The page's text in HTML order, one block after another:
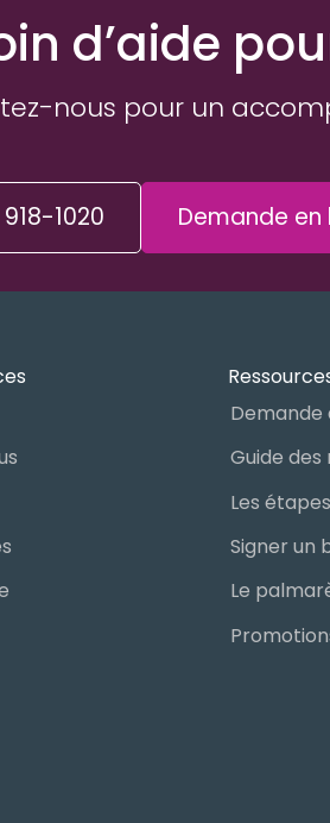
d’aide
nous pour un
1020 Demande en
Demande